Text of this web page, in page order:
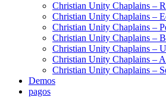
Christian Unity Chaplains –
Christian Unity Chaplains –
Christian Unity Chaplains –
Christian Unity Chaplains –
Christian Unity Chaplains –
Christian Unity Chaplains –
Christian Unity Chaplains –
Demos
pagos